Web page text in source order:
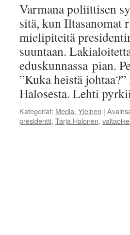
Varmana poliittisen
sitä, kun Iltasanomat
mielipiteitä
suuntaan.
eduskunnassa pian.
”Kuka heistä
Halosesta. Lehti
Kategoriat: Media, Yleinen |
presidentti, Tarja Halonen,